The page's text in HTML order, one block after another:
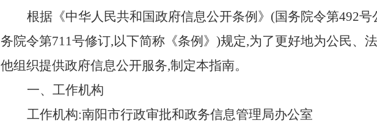
根据《中华人民共和国政府信息公开条例》(国务院令第492号
务院令第711号修订,以下简称《条例》)规定,为了更好地为公民、
他组织提供政府信息公开服务,制定本指南。
一、工作机构
工作机构:南阳市行政审批和政务信息管理局办公室